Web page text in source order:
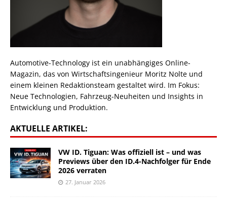
Automotive-Technology ist ein unabhängiges Online-
Magazin, das von Wirtschaftsingenieur Moritz Nolte und
einem kleinen Redaktionsteam gestaltet wird. Im Fokus:
Neue Technologien, Fahrzeug-Neuheiten und Insights in
Entwicklung und Produktion.
AKTUELLE ARTIKEL:
VW ID. Tiguan: Was offiziell ist – und was
Previews über den ID.4-Nachfolger für Ende
2026 verraten
27. Januar 2026